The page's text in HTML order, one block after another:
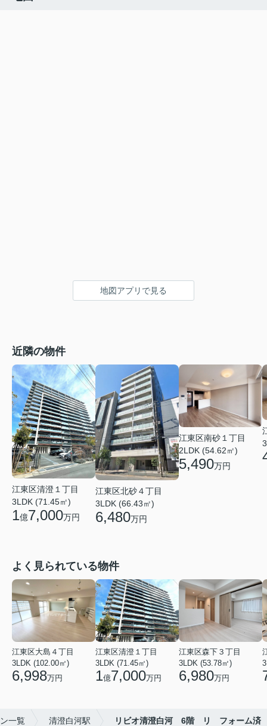
地図アプリで見る
近隣の物件
江東区清澄１丁目
3LDK (71.45㎡)
1億7,000万円
江東区北砂４丁目
3LDK (66.43㎡)
6,480万円
江東区南砂１丁目
2LDK (54.62㎡)
5,490万円
よく見られている物件
江東区大島４丁目
3LDK (102.00㎡)
6,998万円
江東区清澄１丁目
3LDK (71.45㎡)
1億7,000万円
江東区森下３丁目
3LDK (53.78㎡)
6,980万円
一覧 清澄白河駅 リビオ清澄白河 6階 リ フォーム済